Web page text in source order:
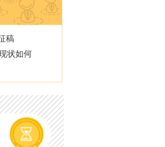
稿
状如何